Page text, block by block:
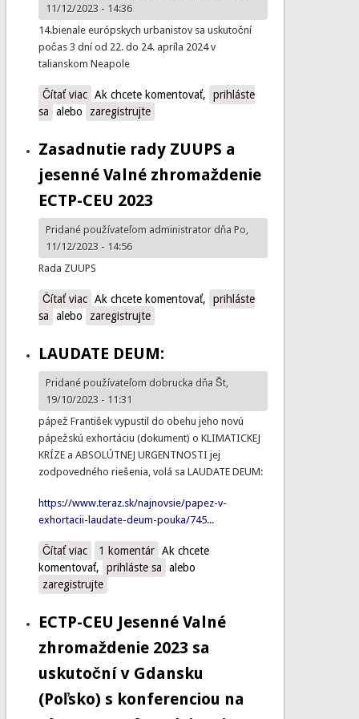
11/12/2023 - 14:36
14.bienale európskych urbanistov sa uskutoční
počas 3 dní od 22. do 24. apríla 2024 v
talianskom Neapole
Čítať viaco BIENÁLE ECTP-CEU
Ak chcete komentovať,
prihláste
sa
alebo zaregistrujte
Zasadnutie rady ZUUPS a
jesenné Valné zhromaždenie
ECTP-CEU 2023
Pridané používateľom administratordňa Po,
11/12/2023 - 14:56
Rada ZUUPS
Čítať viaco Zasadnutie rady ZUUPS a jesenné Valné
zhromaždenie ECTP-CEU 2023
Ak chcete komentovať,
prihláste
sa
alebo zaregistrujte
LAUDATE DEUM:
Pridané používateľom dobruckadňa Št,
19/10/2023 - 11:31
pápež František vypustil do obehu jeho novú
pápežskú exhortáciu (dokument) o KLIMATICKEJ
KRÍZE a ABSOLÚTNEJ URGENTNOSTI jej
zodpovedného riešenia, volá sa LAUDATE DEUM:
https://www.teraz.sk/najnovsie/papez-v-
exhortacii-laudate-deum-pouka/745...
Čítať viaco LAUDATE DEUM:
1 komentár Ak chcete
komentovať,
prihláste sa
alebo
zaregistrujte
ECTP-CEU Jesenné Valné
zhromaždenie 2023 sa
uskutoční v Gdansku
(Poľsko) s konferenciou na